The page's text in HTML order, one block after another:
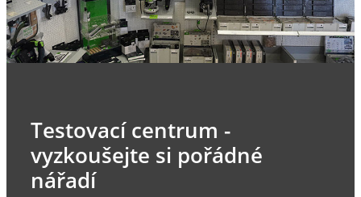
Testovací centrum -
vyzkoušejte si pořádné
nářadí